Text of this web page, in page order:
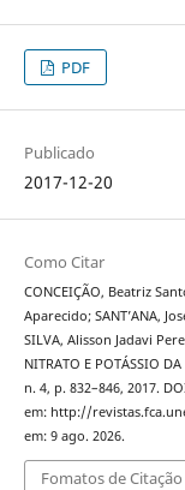
PDF
Publicado
2017-12-20
Como Citar
CONCEIÇÃO, Beatriz
Aparecido; SANT’ANA,
SILVA, Alisson Jadavi
NITRATO E POTÁSSIO DA
n. 4, p. 832–846, 2017.
em: http://
em: 9 ago. 2026.
Fomatos de Citação